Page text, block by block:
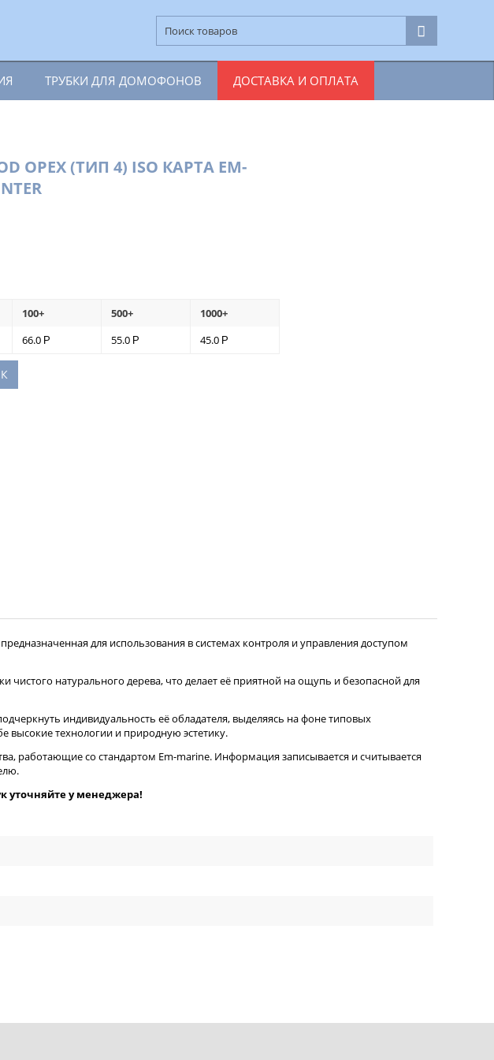
ТРУБКИ ДЛЯ ДОМОФОНОВ ДОСТАВКА И ОПЛАТА
ОРЕХ (ТИП 4) ISO КАРТА EM-
100+ 500+
1000+
66.0 Р 55.0 Р 45.0 Р
для использования в системах контроля и управления доступом
чистого натурального дерева, что делает её приятной на ощупь и безопасной для
индивидуальность её обладателя, выделяясь на фоне типовых
высокие технологии и природную эстетику.
работающие со стандартом Em-marine. Информация записывается и считывается
уточняйте у менеджера!